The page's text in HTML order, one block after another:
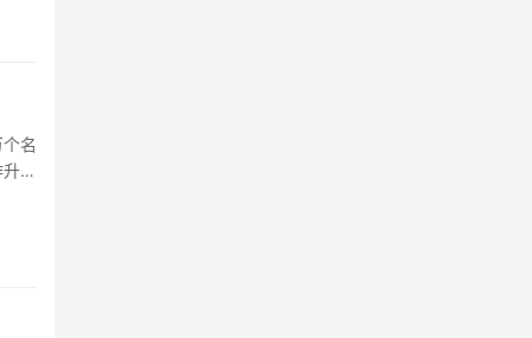
名
升